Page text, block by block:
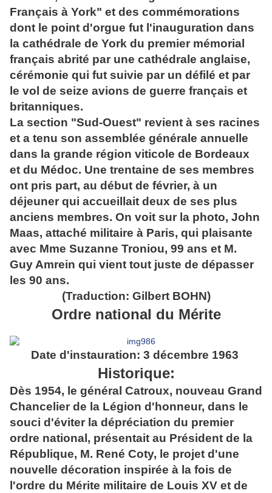
Français à York" et des commémorations
dont le point d'orgue fut l'inauguration dans
la cathédrale de York du premier mémorial
français abrité par une cathédrale anglaise,
cérémonie qui fut suivie par un défilé et par
le vol de seize avions de guerre français et
britanniques.
La section "Sud-Ouest" revient à ses racines
et a tenu son assemblée générale annuelle
dans la grande région viticole de Bordeaux
et du Médoc. Une trentaine de ses membres
ont pris part, au début de février, à un
déjeuner qui accueillait deux de ses plus
anciens membres. On voit sur la photo, John
Maas, attaché militaire à Paris, qui plaisante
avec Mme Suzanne Troniou, 99 ans et M.
Guy Amrein qui vient tout juste de dépasser
les 90 ans.
(Traduction: Gilbert BOHN)
Ordre national du Mérite
Date d'instauration: 3 décembre 1963
Historique:
Dès 1954, le général Catroux, nouveau Grand
Chancelier de la Légion d'honneur, dans le
souci d'éviter la dépréciation du premier
ordre national, présentait au Président de la
République, M. René Coty, le projet d'une
nouvelle décoration inspirée à la fois de
l'ordre du Mérite militaire de Louis XV et de